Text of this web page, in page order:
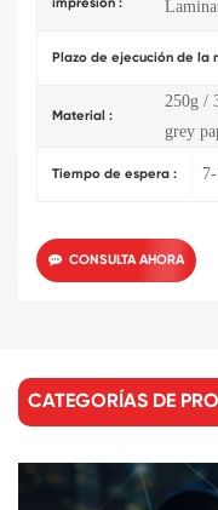
impresión :
Plazo de ejecución de la
Material :
250g /
grey
Tiempo de espera :
CONSULTA AHORA
CATEGORÍAS DE